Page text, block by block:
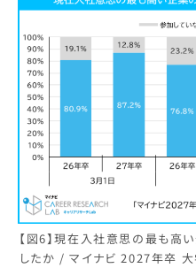
【図6】現在入社意思の最も高
したか / マイナビ 2027年卒